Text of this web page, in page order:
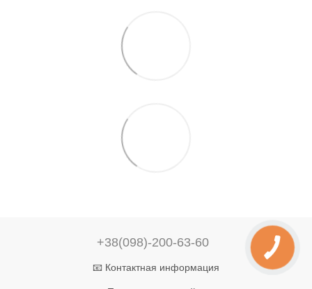
+38(098)-200-63-60
📧 Контактная информация